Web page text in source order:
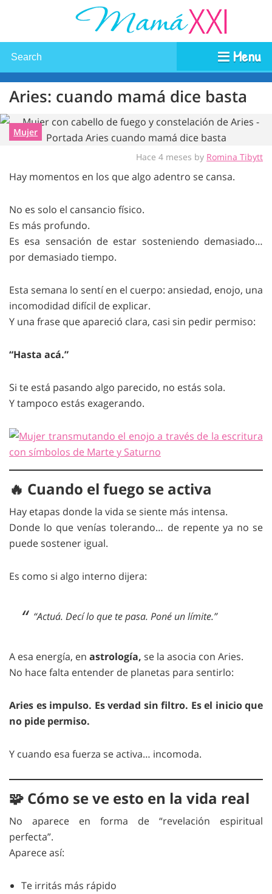
Menu
Aries: cuando mamá dice basta
Mujer
Hace 4 meses by Romina Tibytt
Hay momentos en los que algo adentro se cansa.
No es solo el cansancio físico.
Es más profundo.
Es esa sensación de estar sosteniendo demasiado…
por demasiado tiempo.
Esta semana lo sentí en el cuerpo: ansiedad, enojo, una
incomodidad difícil de explicar.
Y una frase que apareció clara, casi sin pedir permiso:
“Hasta acá.”
Si te está pasando algo parecido, no estás sola.
Y tampoco estás exagerando.
🔥 Cuando el fuego se activa
Hay etapas donde la vida se siente más intensa.
Donde lo que venías tolerando… de repente ya no se
puede sostener igual.
Es como si algo interno dijera:
“Actuá. Decí lo que te pasa. Poné un límite.”
A esa energía, en astrología, se la asocia con Aries.
No hace falta entender de planetas para sentirlo:
Aries es impulso. Es verdad sin filtro. Es el inicio que
no pide permiso.
Y cuando esa fuerza se activa… incomoda.
🧩 Cómo se ve esto en la vida real
No aparece en forma de “revelación espiritual
perfecta”.
Aparece así:
Te irritás más rápido